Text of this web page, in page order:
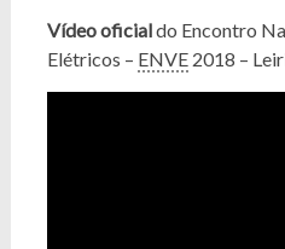
Vídeo oficialdo Encontro
Elétricos – ENVE2018 –